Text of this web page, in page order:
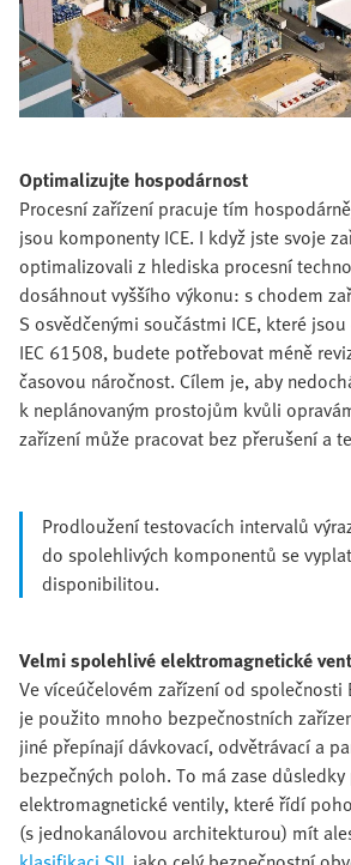
Optimalizujte hospodárnost
Procesní zařízení pracuje tím
jsou komponenty ICE. I když jste svoje
optimalizovali z hlediska procesní
dosáhnout vyššího výkonu: s chodem
S osvědčenými součástmi ICE, které
IEC 61508, budete potřebovat méně
časovou náročnost. Cílem je, aby
k neplánovaným prostojům kvůli
zařízení může pracovat bez přerušení a
Prodloužení testovacích intervalů
do spolehlivých komponentů se
disponibilitou.
Velmi spolehlivé elektromagnetické
Ve víceúčelovém zařízení od společnosti
je použito mnoho bezpečnostních
jiné přepínají dávkovací, odvětrávací a
bezpečných poloh. To má zase důsledky
elektromagnetické ventily, které řídí
(s jednokanálovou architekturou) mít